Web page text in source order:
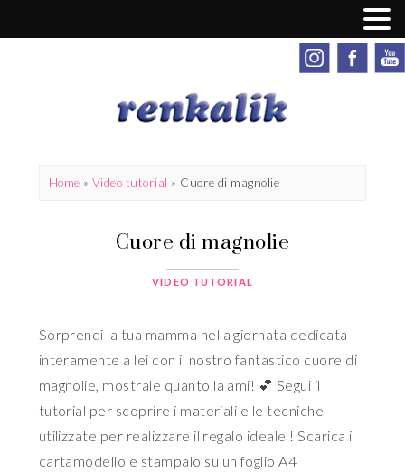
Home » Video tutorial » Cuore di magnolie
Cuore di magnolie
VIDEO TUTORIAL
Sorprendi la tua mamma nella giornata dedicata
interamente a lei con il nostro fantastico cuore di
magnolie, mostrale quanto la ami! 💕 Segui il
tutorial per scoprire i materiali e le tecniche
utilizzate per realizzare il regalo ideale ! Scarica il
cartamodello e stampalo su un foglio A4